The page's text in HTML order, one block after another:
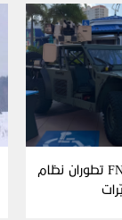
AimLock وFN America تطوران نظام